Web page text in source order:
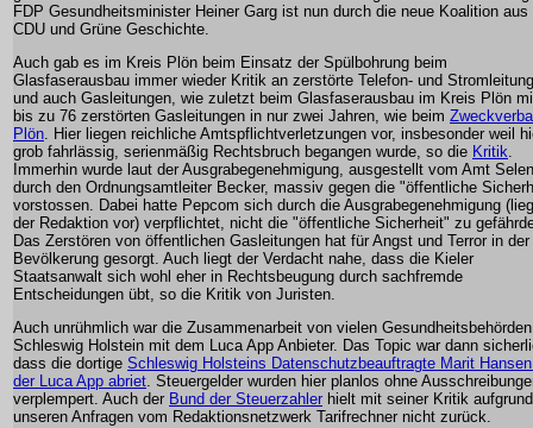
FDP Gesundheitsminister Heiner Garg ist nun durch die neue Koalition aus
CDU und Grüne Geschichte.
Auch gab es im Kreis Plön beim Einsatz der Spülbohrung beim
Glasfaserausbau immer wieder Kritik an zerstörte Telefon- und
und auch Gasleitungen, wie zuletzt beim Glasfaserausbau im Kreis Plön
bis zu 76 zerstörten Gasleitungen in nur zwei Jahren, wie beim
Plön. Hier liegen reichliche Amtspflichtverletzungen vor, insbesonder weil
grob fahrlässig, serienmäßig Rechtsbruch begangen wurde, so die Kritik.
Immerhin wurde laut der Ausgrabegenehmigung, ausgestellt vom Amt
durch den Ordnungsamtleiter Becker, massiv gegen die "öffentliche
vorstossen. Dabei hatte Pepcom sich durch die Ausgrabegenehmigung
der Redaktion vor) verpflichtet, nicht die "öffentliche Sicherheit" zu
Das Zerstören von öffentlichen Gasleitungen hat für Angst und Terror in der
Bevölkerung gesorgt. Auch liegt der Verdacht nahe, dass die Kieler
Staatsanwalt sich wohl eher in Rechtsbeugung durch sachfremde
Entscheidungen übt, so die Kritik von Juristen.
Auch unrühmlich war die Zusammenarbeit von vielen
Schleswig Holstein mit dem Luca App Anbieter. Das Topic war dann
dass die dortige Schleswig Holsteins Datenschutzbeauftragte Marit
der Luca App abriet. Steuergelder wurden hier planlos ohne
verplempert. Auch der Bund der Steuerzahler hielt mit seiner Kritik aufgrund
unseren Anfragen vom Redaktionsnetzwerk Tarifrechner nicht zurück.